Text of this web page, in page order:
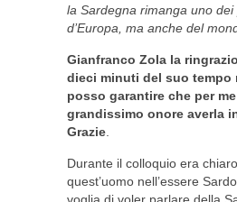
la Sardegna rimanga uno
d’Europa, ma anche del
Gianfranco Zola la
dieci minuti del suo tempo
posso garantire che per
grandissimo onore averla
Grazie
Durante il colloquio era
quest’uomo nell’essere